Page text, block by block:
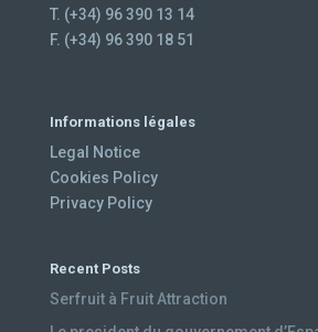
T. (+34) 96 390 13 14
F. (+34) 96 390 18 51
Informations légales
Legal Notice
Cookies Policy
Privacy Policy
Recent Posts
Serfruit à Fruit Attraction